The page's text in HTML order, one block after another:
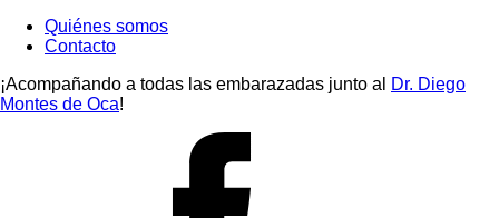
Quiénes somos
Contacto
¡Acompañando a todas las embarazadas junto al Dr. Diego
Montes de Oca!